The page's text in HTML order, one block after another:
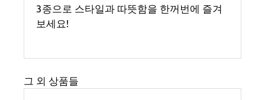
3종으로 스타일과 따뜻함을 한꺼번에 즐겨
보세요!
그 외 상품들